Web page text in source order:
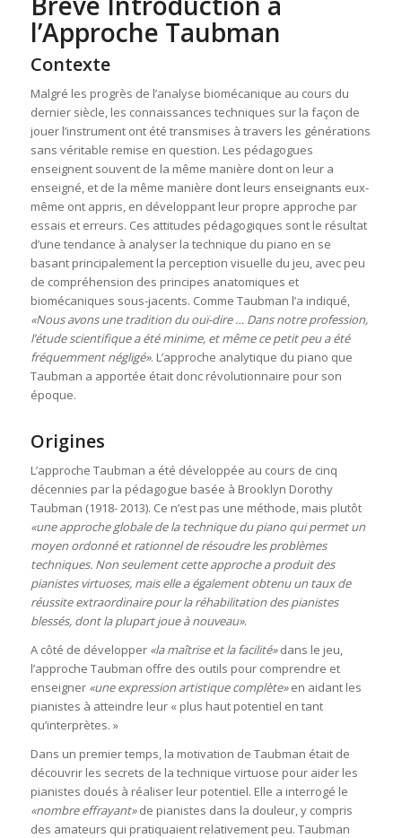
l’Approche Taubman
Contexte
Malgré les progrès de l’analyse biomécanique au cours du
dernier siècle, les connaissances techniques sur la façon de
jouer l’instrument ont été transmises à travers les générations
sans véritable remise en question. Les pédagogues
enseignent souvent de la même manière dont on leur a
enseigné, et de la même manière dont leurs enseignants eux-
même ont appris, en développant leur propre approche par
essais et erreurs. Ces attitudes pédagogiques sont le résultat
d’une tendance à analyser la technique du piano en se
basant principalement la perception visuelle du jeu, avec peu
de compréhension des principes anatomiques et
biomécaniques sous-jacents. Comme Taubman l’a indiqué,
«Nous avons une tradition du ouï-dire … Dans notre profession,
l’étude scientifique a été minime, et même ce petit peu a été
fréquemment négligé». L’approche analytique du piano que
Taubman a apportée était donc révolutionnaire pour son
époque.
Origines
L’approche Taubman a été développée au cours de cinq
décennies par la pédagogue basée à Brooklyn Dorothy
Taubman (1918- 2013). Ce n’est pas une méthode, mais plutôt
«une approche globale de la technique du piano qui permet un
moyen ordonné et rationnel de résoudre les problèmes
techniques. Non seulement cette approche a produit des
pianistes virtuoses, mais elle a également obtenu un taux de
réussite extraordinaire pour la réhabilitation des pianistes
blessés, dont la plupart joue à nouveau».
A côté de développer «la maîtrise et la facilité»dans le jeu,
l’approche Taubman offre des outils pour comprendre et
enseigner «une expression artistique complète»en aidant les
pianistes à atteindre leur « plus haut potentiel en tant
qu’interprètes. »
Dans un premier temps, la motivation de Taubman était de
découvrir les secrets de la technique virtuose pour aider les
pianistes doués à réaliser leur potentiel. Elle a interrogé le
«nombre effrayant»de pianistes dans la douleur, y compris
des amateurs qui pratiquaient relativement peu. Taubman